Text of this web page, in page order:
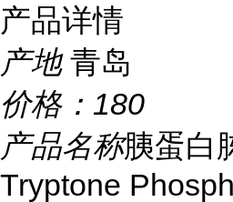
产品详情
产地 青岛
价格： 180
产品名称胰蛋白
Tryptone